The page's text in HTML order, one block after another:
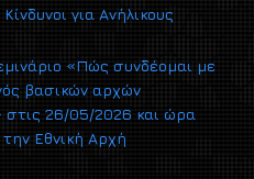
για Ανήλικους
«Πώς συνδέομαι με
βασικών αρχών
στις 26/05/2026 και ώρα
Εθνική Αρχή